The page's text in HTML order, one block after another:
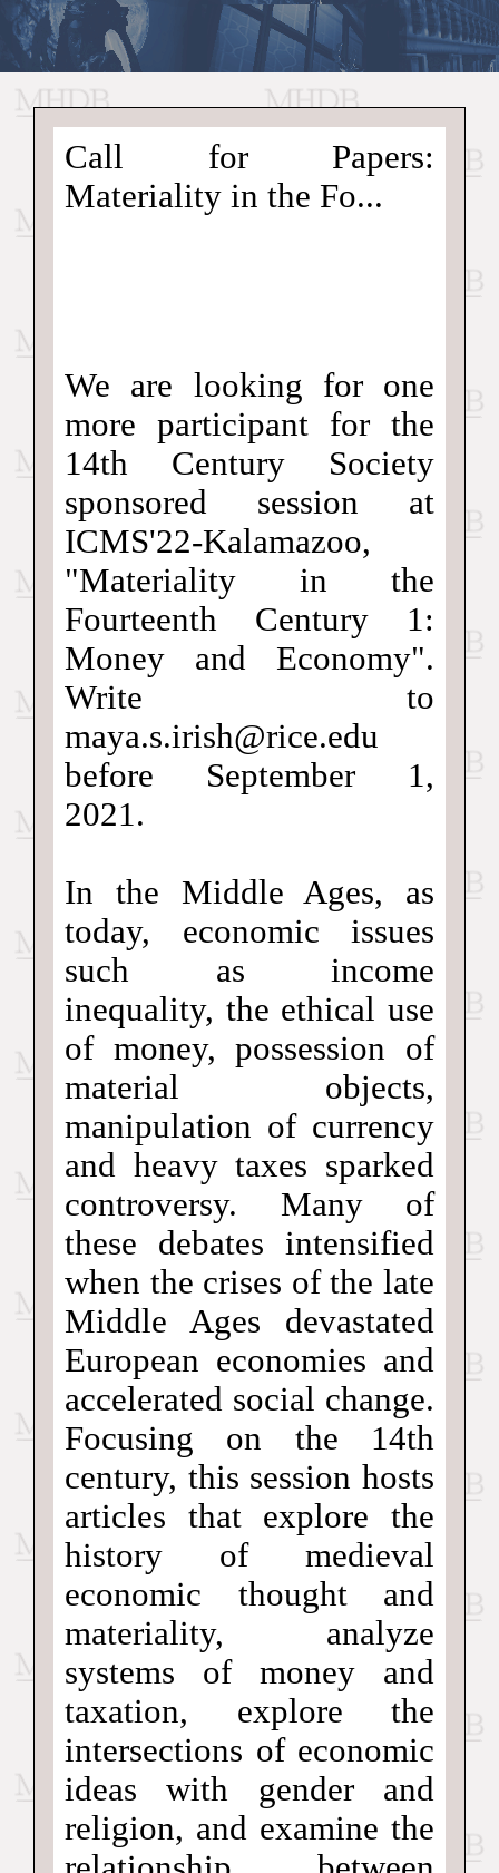
//
Medieval
History
Database
MHDB
Academic News•
About
Call for Papers:
Materiality in the Fo...
We are looking for one
more participant for the
14th Century Society
sponsored session at
ICMS'22-Kalamazoo,
"Materiality in the
Fourteenth Century 1:
Money and Economy".
Write to
maya.s.irish@rice.edu
before September 1,
2021.
In the Middle Ages, as
today, economic issues
such as income
inequality, the ethical use
of money, possession of
material objects,
manipulation of currency
and heavy taxes sparked
controversy. Many of
these debates intensified
when the crises of the late
Middle Ages devastated
European economies and
accelerated social change.
Focusing on the 14th
century, this session hosts
articles that explore the
history of medieval
economic thought and
materiality, analyze
systems of money and
taxation, explore the
intersections of economic
ideas with gender and
religion, and examine the